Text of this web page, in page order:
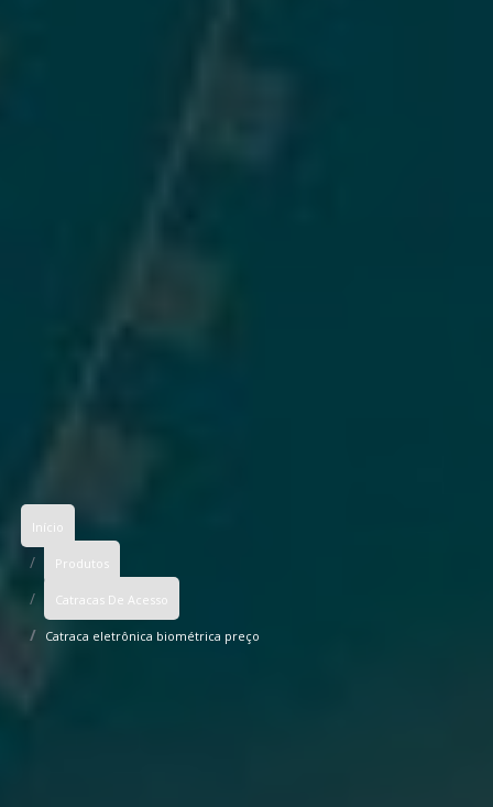
Início
Produtos
Catracas De Acesso
Catraca eletrônica biométrica preço